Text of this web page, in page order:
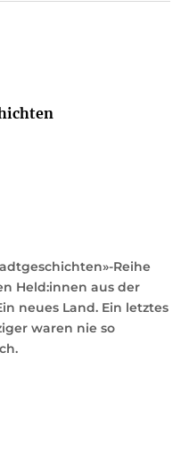
Reihe
Held:innen aus der
neues Land. Ein letztes
waren nie so